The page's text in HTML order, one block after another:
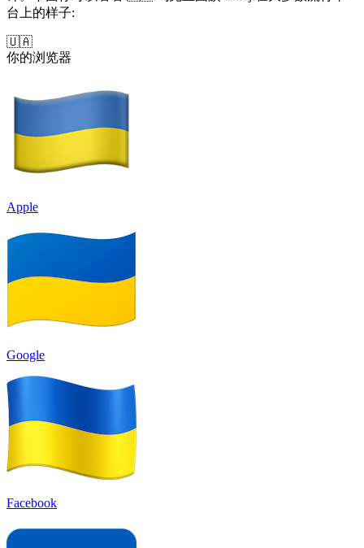
台上的样子:
🇺🇦
你的浏览器
Apple
Google
Facebook